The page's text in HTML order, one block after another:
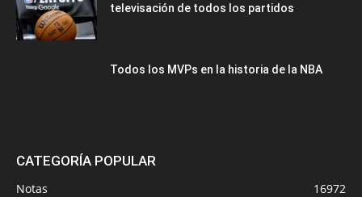
televisación de todos los partidos
Todos los MVPs en la historia de la NBA
CATEGORÍA POPULAR
Notas
16972